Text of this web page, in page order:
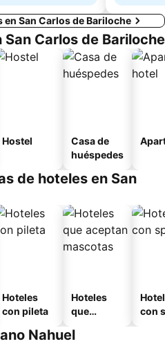
San Carlos de Bariloche
Carlos de Bariloche
Hostel
Casa de
huéspedes
de hoteles en San
Hoteles
con pileta
Hoteles
que
mascotas
con
Nahuel